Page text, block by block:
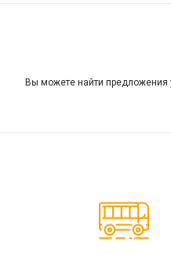
Вы можете найти предложения